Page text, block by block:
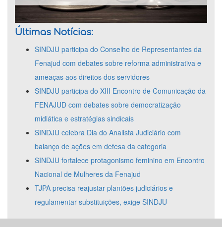
Últimas Notícias:
SINDJU participa do Conselho de Representantes da
Fenajud com debates sobre reforma administrativa e
ameaças aos direitos dos servidores
SINDJU participa do XIII Encontro de Comunicação da
FENAJUD com debates sobre democratização
midiática e estratégias sindicais
SINDJU celebra Dia do Analista Judiciário com
balanço de ações em defesa da categoria
SINDJU fortalece protagonismo feminino em Encontro
Nacional de Mulheres da Fenajud
TJPA precisa reajustar plantões judiciários e
regulamentar substituições, exige SINDJU